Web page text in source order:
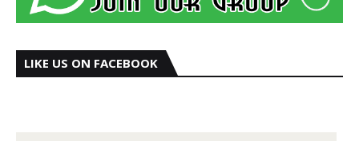
LIKE US ON FACEBOOK